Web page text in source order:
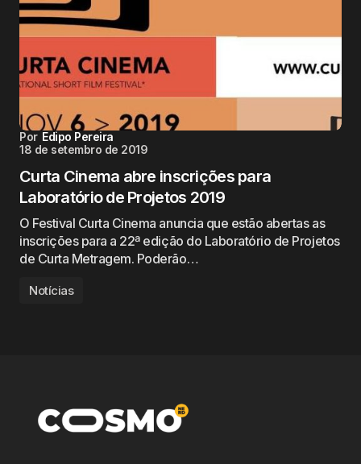
Por Edipo Pereira
18 de setembro de 2019
Curta Cinema abre inscrições para
Laboratório de Projetos 2019
O Festival Curta Cinema anuncia que estão abertas as
inscrições para a 22ª edição do Laboratório de Projetos
de Curta Metragem. Poderão…
Notícias